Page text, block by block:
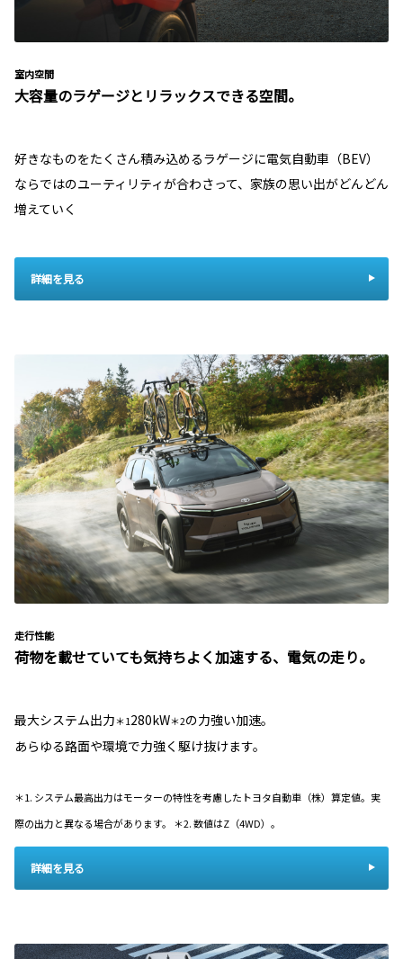
室内空間
大容量のラゲージとリラックスできる空間。
好きなものをたくさん積み込めるラゲージに電気自動車（BEV）
ならではのユーティリティが合わさって、家族の思い出がどんどん
増えていく
詳細を見る
走行性能
荷物を載せていても気持ちよく加速する、電気の走り。
最大システム出力＊1280kW＊2の力強い加速。
あらゆる路面や環境で力強く駆け抜けます。
＊1. システム最高出力はモーターの特性を考慮したトヨタ自動車（株）算定値。実
際の出力と異なる場合があります。 ＊2. 数値はZ（4WD）。
詳細を見る